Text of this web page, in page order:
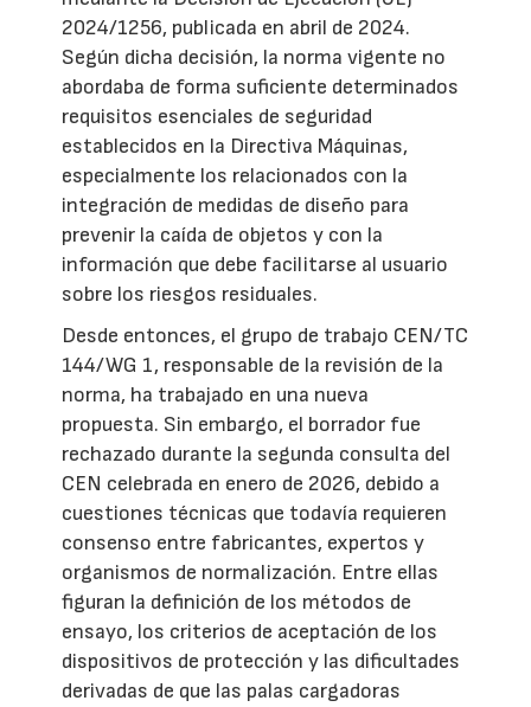
2024/1256, publicada en abril de 2024.
Según dicha decisión, la norma vigente no
abordaba de forma suficiente determinados
requisitos esenciales de seguridad
establecidos en la Directiva Máquinas,
especialmente los relacionados con la
integración de medidas de diseño para
prevenir la caída de objetos y con la
información que debe facilitarse al usuario
sobre los riesgos residuales.
Desde entonces, el grupo de trabajo CEN/TC
144/WG 1, responsable de la revisión de la
norma, ha trabajado en una nueva
propuesta. Sin embargo, el borrador fue
rechazado durante la segunda consulta del
CEN celebrada en enero de 2026, debido a
cuestiones técnicas que todavía requieren
consenso entre fabricantes, expertos y
organismos de normalización. Entre ellas
figuran la definición de los métodos de
ensayo, los criterios de aceptación de los
dispositivos de protección y las dificultades
derivadas de que las palas cargadoras